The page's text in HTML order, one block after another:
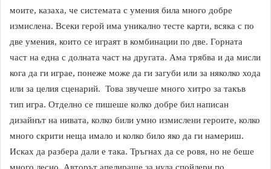
моите, казаха, че системата с умения била много добре
измислена. Всеки герой има уникално тесте карти, всяка с по
две умения, които се играят в комбинации по две. Горната
част на една с долната част на другата. Ама трябва и да мисли
кога да ги играе, понеже може да ги загуби или за няколко хода
или за целия сценарий. Това звучеше много хитро за такъв
тип игра. Отделно се пишеше колко добре бил написан
дизайнът на нивата, колко били умно измислени героите, колко
много скрити неща имало и колко било яко да ги намериш.
Исках да разбера дали е така. Тръгнах да се ровя, но не беше